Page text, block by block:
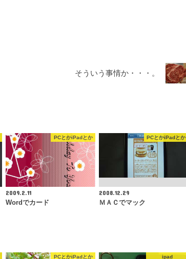
そういう事情か・・・。
PCとかiPadとか
2009.2.11
Wordでカード
PCとかiPadとか
2008.12.29
ＭＡＣでマック
PCとかiPadとか ipad